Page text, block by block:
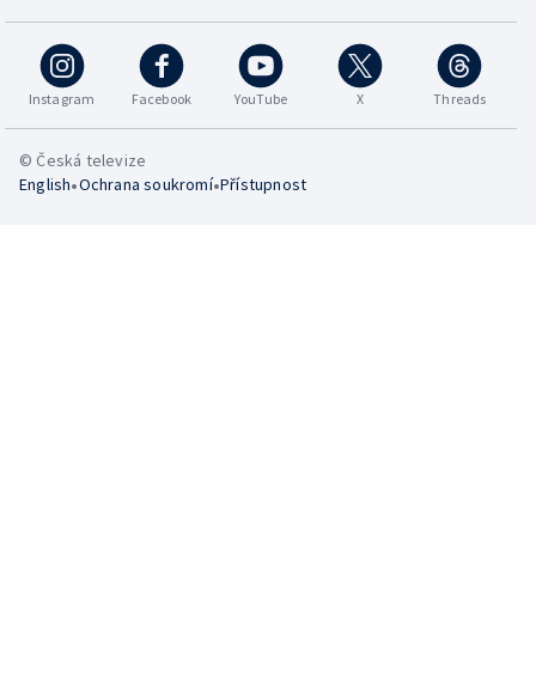
Instagram Facebook YouTube X Threads
© Česká televize
English•Ochrana soukromí•Přístupnost